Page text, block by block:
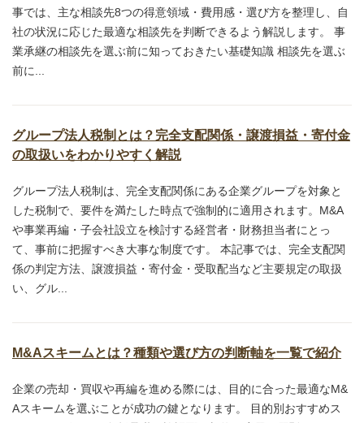
事では、主な相談先8つの得意領域・費用感・選び方を整理し、自
社の状況に応じた最適な相談先を判断できるよう解説します。 事
業承継の相談先を選ぶ前に知っておきたい基礎知識 相談先を選ぶ
前に...
グループ法人税制とは？完全支配関係・譲渡損益・寄付金
の取扱いをわかりやすく解説
グループ法人税制は、完全支配関係にある企業グループを対象と
した税制で、要件を満たした時点で強制的に適用されます。M&A
や事業再編・子会社設立を検討する経営者・財務担当者にとっ
て、事前に把握すべき大事な制度です。 本記事では、完全支配関
係の判定方法、譲渡損益・寄付金・受取配当など主要規定の取扱
い、グル...
M&Aスキームとは？種類や選び方の判断軸を一覧で紹介
企業の売却・買収や再編を進める際には、目的に合った最適なM&
Aスキームを選ぶことが成功の鍵となります。 目的別おすすめス